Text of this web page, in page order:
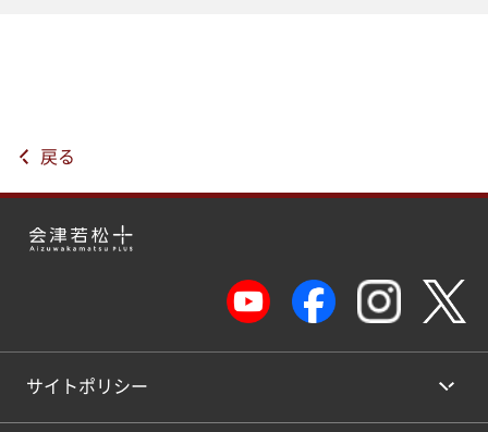
戻る
サイトポリシー